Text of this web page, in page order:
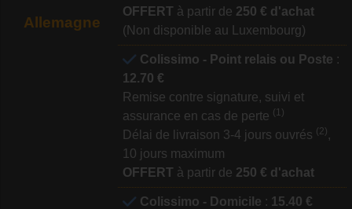
Allemagne
OFFERT à partir de 250 € d'achat
(Non disponible au Luxembourg)
Colissimo - Point relais ou Poste :
12.70 €
Remise contre signature, suivi et
assurance en cas de perte (1)
Délai de livraison 3-4 jours ouvrés (2) ,
10 jours maximum
OFFERT à partir de 250 € d'achat
Colissimo - Domicile : 15.40 €